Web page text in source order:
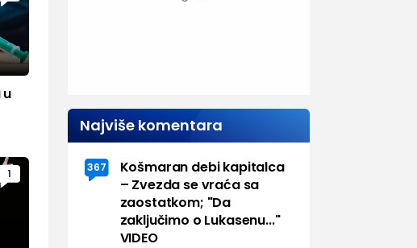
u
1
Najviše komentara
367
Košmaran debi kapitalca
– Zvezda se vraća sa
zaostatkom; "Da
zaključimo o Lukasenu..."
VIDEO